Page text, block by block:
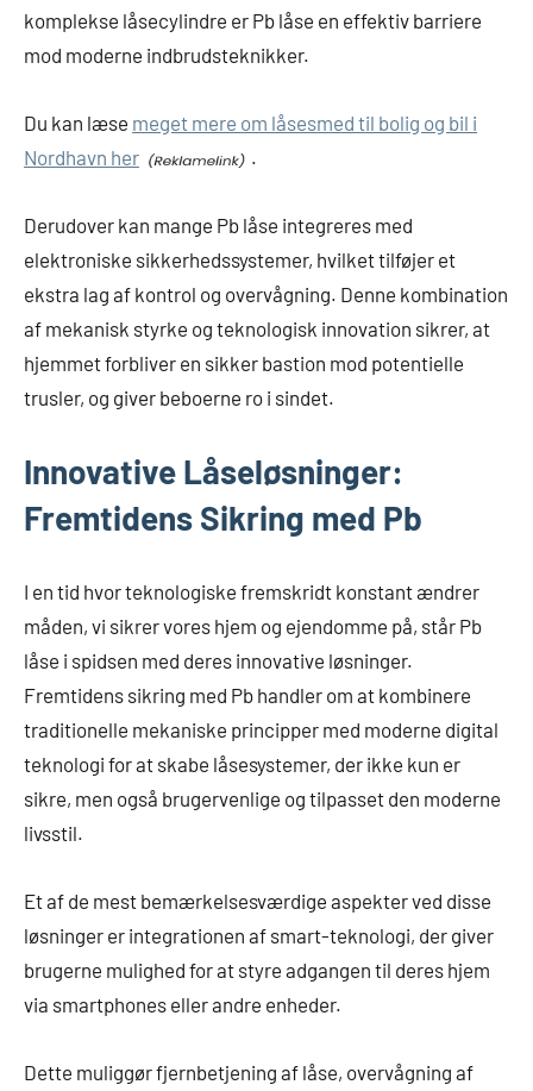
komplekse låsecylindre er Pb låse en effektiv barriere
mod moderne indbrudsteknikker.
Du kan læse meget mere om låsesmed til bolig og bil i
Nordhavn her
.
Derudover kan mange Pb låse integreres med
elektroniske sikkerhedssystemer, hvilket tilføjer et
ekstra lag af kontrol og overvågning. Denne kombination
af mekanisk styrke og teknologisk innovation sikrer, at
hjemmet forbliver en sikker bastion mod potentielle
trusler, og giver beboerne ro i sindet.
Innovative Låseløsninger:
Fremtidens Sikring med Pb
I en tid hvor teknologiske fremskridt konstant ændrer
måden, vi sikrer vores hjem og ejendomme på, står Pb
låse i spidsen med deres innovative løsninger.
Fremtidens sikring med Pb handler om at kombinere
traditionelle mekaniske principper med moderne digital
teknologi for at skabe låsesystemer, der ikke kun er
sikre, men også brugervenlige og tilpasset den moderne
livsstil.
Et af de mest bemærkelsesværdige aspekter ved disse
løsninger er integrationen af smart-teknologi, der giver
brugerne mulighed for at styre adgangen til deres hjem
via smartphones eller andre enheder.
Dette muliggør fjernbetjening af låse, overvågning af